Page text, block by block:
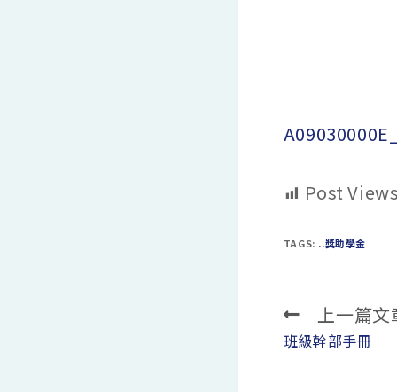
Post
TAGS: ..獎助學金
Read
more
上一篇文
班級幹部手冊